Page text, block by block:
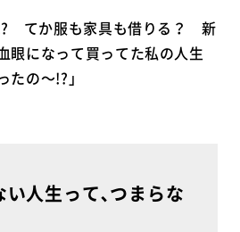
!? てか服も家具も借りる？ 新
眼になって買ってた私の人生
たの～!?」
い人生って､つまらな